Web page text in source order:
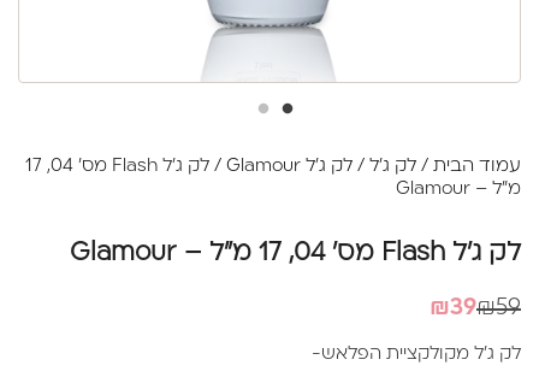
עמוד הבית / לק ג'ל / לק ג'ל Glamour
/ לק ג’ל Flash מס' 04, 17
מ”ל – Glamour
לק ג’ל Flash מס' 04, 17 מ”ל – Glamour
₪59
המחיר
היה:
₪39
המחיר
הוא:
לק ג'ל מקולקציית הפלאש-